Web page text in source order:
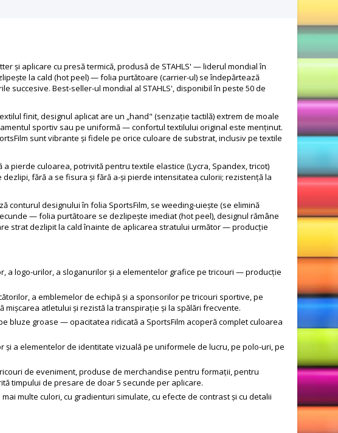
și aplicare cu presă termică, produsă de STAHLS' — liderul mondial în
la cald (hot peel) — folia purtătoare (carrier-ul) se îndepărtează
Best-seller-ul mondial al STAHLS', disponibil în peste 50 de
finit, designul aplicat are un „hand" (senzație tactilă) extrem de moale
sportiv sau pe uniformă — confortul textilului original este menținut.
sunt vibrante și fidele pe orice culoare de substrat, inclusiv pe textile
pierde culoarea, potrivită pentru textile elastice (Lycra, Spandex, tricot)
fără a se fisura și fără a-și pierde intensitatea culorii; rezistență la
conturul designului în folia SportsFilm, se weeding-uiește (se elimină
— folia purtătoare se dezlipește imediat (hot peel), designul rămâne
strat dezlipit la cald înainte de aplicarea stratului următor — producție
a logo-urilor, a sloganurilor și a elementelor grafice pe tricouri — producție
a emblemelor de echipă și a sponsorilor pe tricouri sportive, pe
atletului și rezistă la transpirație și la spălări frecvente.
bluze groase — opacitatea ridicată a SportsFilm acoperă complet culoarea
a elementelor de identitate vizuală pe uniformele de lucru, pe polo-uri, pe
de eveniment, produse de merchandise pentru formații, pentru
timpului de presare de doar 5 secunde per aplicare.
multe culori, cu gradienturi simulate, cu efecte de contrast și cu detalii